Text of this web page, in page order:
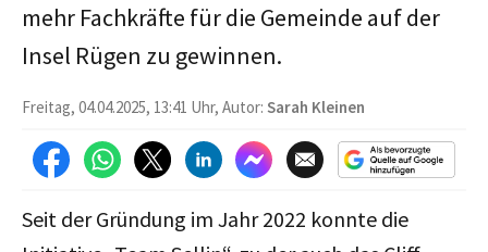
mehr Fachkräfte für die Gemeinde auf der
Insel Rügen zu gewinnen.
Freitag, 04.04.2025, 13:41 Uhr, Autor: Sarah Kleinen
Seit der Gründung im Jahr 2022 konnte die